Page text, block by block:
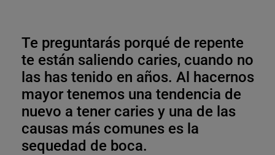
Te preguntarás porqué de repente
te están saliendo caries, cuando no
las has tenido en años. Al hacernos
mayor tenemos una tendencia de
nuevo a tener caries y una de las
causas más comunes es la
sequedad de boca.